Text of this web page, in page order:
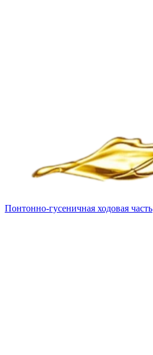
Понтонно-гусеничная ходовая часть